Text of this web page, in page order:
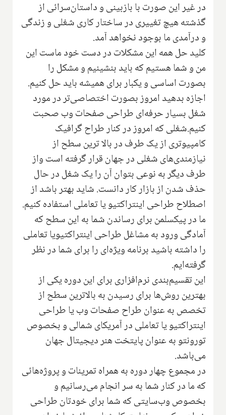
در غیر این صورت با باز‌بینی و داستان‌سرائی از
گذشته هیچ تغییری در ساختار کاری شغلی و زندگی
و درآمدی ما بوجود نخواهد آمد.
کلید حل همه این مشکلات در دست خود ماست این
من و شما هستیم که باید بنشینیم و مشکل را
بصورت اساسی و یکبار برای همیشه باید حل کنیم.
اجازه بدهید امروز بصورت اختصاصی‌تر در مورد
شغل بسیار حرفه‌ای طراحی صفحات وب صحبت
کنیم.شغلی که امروز در کنار طراح گرافیک
کامپیوتری از یک طرف در بالا ترین سطح از
نیازمندی‌های شغلی در جهان قرار گرفته است واز
طرف دیگر به نوعی بتوان آن را یک شغل در حال
حذف شدن از بازار کار دانست. شاید بهتر باشد از
اصطلاح طراحی اینتراکتیو یا تعاملی استفاده کنیم.
ما در پیکسلمن برای رساندن شما به این سطح که
آمادگی ورود به مشاغل طراحی اینتراکتیویا تعاملی
را داشته باشید برنامه ویژه‌ای را برای شما در نظر
گرفته‌ایم.
این تقسیم‌بندی نرم‌افزاری برای این دوره یکی از
بهترین روش‌ها برای رسیدن به بالاترین سطح از
تخصص به عنوان طراح صفحات وب یا طراحی
اینتراکتیو یا تعاملی در آمریکای شمالی و بخصوص
تورونتو به عنوان پایتخت هنر دیجیتال جهان
می‌باشد.
در مجموع چهار دوره به همراه تمرینات و پروژه‌هائی
که ما در کنار شما به سر انجام می‌رسانیم و
بخصوص وب‌سایتی که شما برای خودتان طراحی